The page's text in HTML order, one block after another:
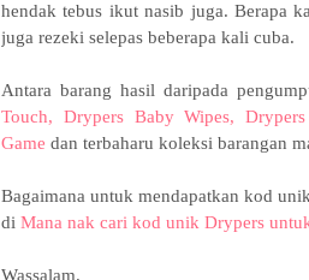
hendak tebus ikut nasib juga. Berapa
juga rezeki selepas beberapa kali cuba.
Antara barang hasil daripada
Touch, Drypers Baby Wipes,
Game dan terbaharu koleksi barangan
Bagaimana untuk mendapatkan kod
di Mana nak cari kod unik Drypers
Wassalam.